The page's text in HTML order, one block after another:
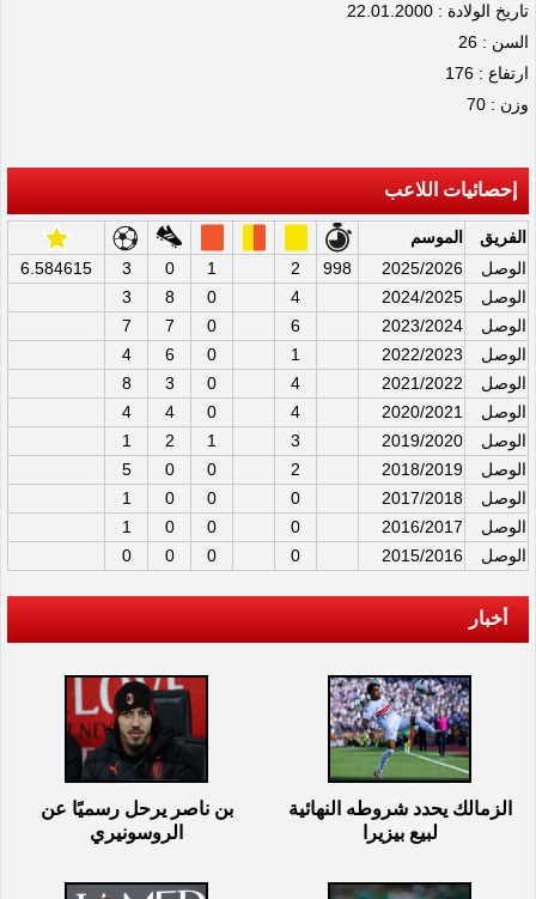
تاريخ الولادة : 22.01.2000
السن : 26
ارتفاع : 176
وزن : 70
إحصائيات اللاعب
الفريق
الموسم
الوصل
2025/2026
998
2
1
0
3
6.584615
الوصل
2024/2025
4
0
8
3
الوصل
2023/2024
6
0
7
7
الوصل
2022/2023
1
0
6
4
الوصل
2021/2022
4
0
3
8
الوصل
2020/2021
4
0
4
4
الوصل
2019/2020
3
1
2
1
الوصل
2018/2019
2
0
0
5
الوصل
2017/2018
0
0
0
1
الوصل
2016/2017
0
0
0
1
الوصل
2015/2016
0
0
0
0
أخبار
الزمالك يحدد شروطه النهائية
لبيع بيزيرا
بن ناصر يرحل رسميًا عن
الروسونيري